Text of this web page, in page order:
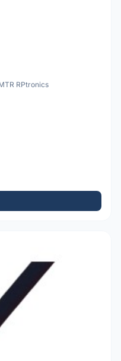
RPtronics